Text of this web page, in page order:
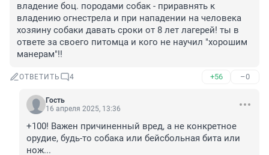
владение боц. породами собак - приравнять к
владению огнестрела и при нападении на человека
хозяину собаки давать сроки от 8 лет лагерей! ты в
ответе за своего питомца и кого не научил "хорошим
манерам"!!
ОТВЕТИТЬ 4 +56 –0
Гость
16 апреля 2025, 13:36
+100! Важен причиненный вред, а не конкретное
орудие, будь-то собака или бейсбольная бита или
нож...